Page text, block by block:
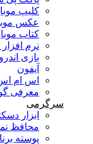
کلیپ
عکس
کتاب
نرم افزار
بازی
آیفون
اس ام
معرفی
سرگرمی
ابزار
محافظ
پوسته